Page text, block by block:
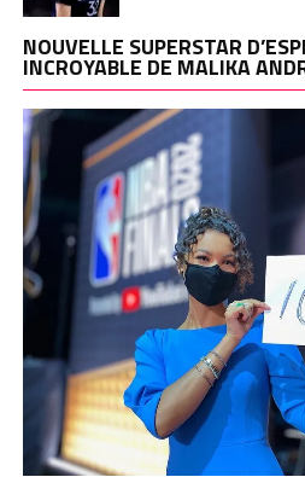
NOUVELLE SUPERSTAR
INCROYABLE DE MALIKA